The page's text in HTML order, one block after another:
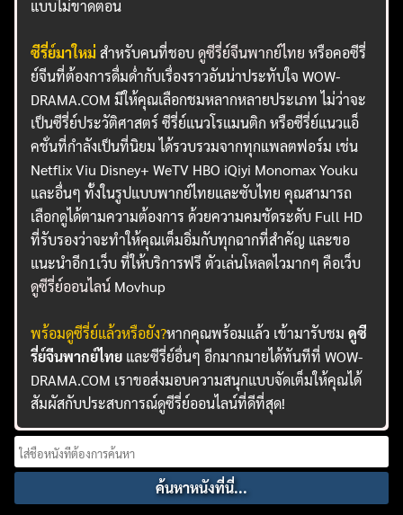
แบบไม่ขาดตอน
ซีรี่ย์มาใหม่ สำหรับคนที่ชอบดูซีรี่ย์จีนพากย์ไทย หรือคอซีรี่
ย์จีนที่ต้องการดื่มด่ำกับเรื่องราวอันน่าประทับใจ WOW-
DRAMA.COM มีให้คุณเลือกชมหลากหลายประเภท ไม่ว่าจะ
เป็นซีรี่ย์ประวัติศาสตร์ ซีรี่ย์แนวโรแมนติก หรือซีรี่ย์แนวแอ็
คชั่นที่กำลังเป็นที่นิยม ได้รวบรวมจากทุกแพลตฟอร์ม เช่น
Netflix Viu Disney+ WeTV HBO iQiyi Monomax Youku
และอื่นๆ ทั้งในรูปแบบพากย์ไทยและซับไทย คุณสามารถ
เลือกดูได้ตามความต้องการ ด้วยความคมชัดระดับ Full HD
ที่รับรองว่าจะทำให้คุณเต็มอิ่มกับทุกฉากที่สำคัญ และขอ
แนะนำอีก1เว็บ ที่ให้บริการฟรี ตัวเล่นโหลดไวมากๆ คือเว็บ
ดูซีรี่ย์ออนไลน์ Movhup
พร้อมดูซีรี่ย์แล้วหรือยัง?หากคุณพร้อมแล้ว เข้ามารับชมดูซี
รี่ย์จีนพากย์ไทย และซีรี่ย์อื่นๆ อีกมากมายได้ทันทีที่ WOW-
DRAMA.COM เราขอส่งมอบความสนุกแบบจัดเต็มให้คุณได้
สัมผัสกับประสบการณ์ดูซีรี่ย์ออนไลน์ที่ดีที่สุด!
Search
for: